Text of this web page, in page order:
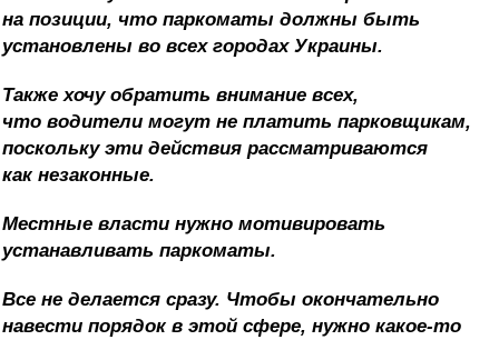
на позиции, что паркоматы должны быть
установлены во всех городах Украины.
Также хочу обратить внимание всех,
что водители могут не платить парковщикам,
поскольку эти действия рассматриваются
как незаконные.
Местные власти нужно мотивировать
устанавливать паркоматы.
Все не делается сразу. Чтобы окончательно
навести порядок в этой сфере, нужно какое-то